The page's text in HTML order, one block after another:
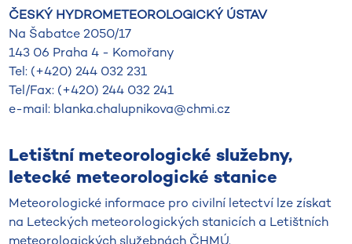
ČESKÝ HYDROMETEOROLOGICKÝ ÚSTAV
Na Šabatce 2050/17
143 06 Praha 4 - Komořany
Tel: (+420) 244 032 231
Tel/Fax: (+420) 244 032 241
e-mail: blanka.chalupnikova@chmi.cz
Letištní meteorologické služebny,
letecké meteorologické stanice
Meteorologické informace pro civilní letectví lze získat
na Leteckých meteorologických stanicích a Letištních
meteorologických služebnách ČHMÚ.